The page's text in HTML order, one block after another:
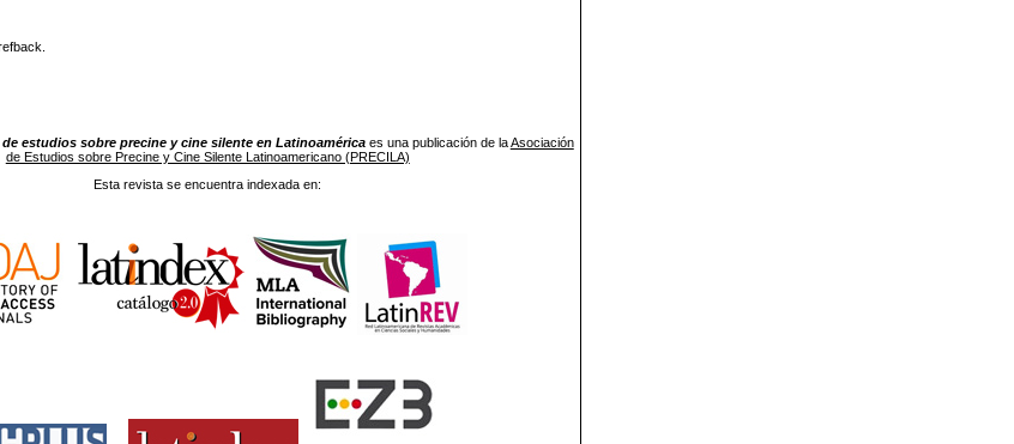
estudios sobre precine y cine silente en Latinoaméricaes una publicación de laAsociación
de Estudios sobre Precine y Cine Silente Latinoamericano (PRECILA)
Esta revista se encuentra indexada en: